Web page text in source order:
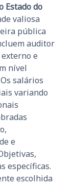
Estado do
valiosa
pública
auditor
e
nível
salários
variando
e
específicas.
escolhida